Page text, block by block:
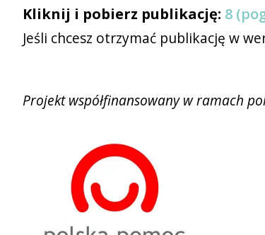
Kliknij i pobierz publikację: 8
Jeśli chcesz otrzymać publikację w
Projekt współfinansowany w ramach